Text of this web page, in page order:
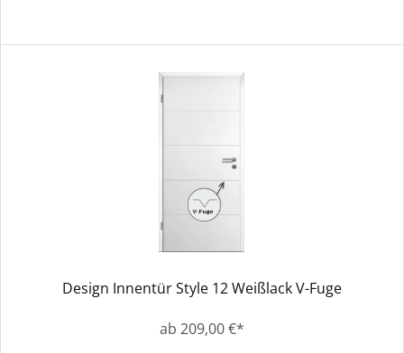
Design Innentür Style 12 Weißlack V-Fuge
ab 209,00 €*